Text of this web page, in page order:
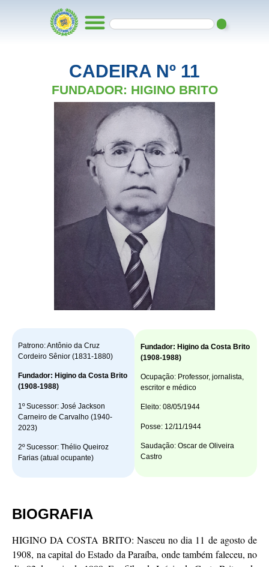
CADEIRA Nº 11
FUNDADOR: HIGINO BRITO
Patrono: Antônio da Cruz
Cordeiro Sênior (1831-1880)
Fundador: Higino da Costa Brito
(1908-1988)
1º Sucessor: José Jackson
Carneiro de Carvalho (1940-
2023)
2º Sucessor: Thélio Queiroz
Farias (atual ocupante)
Fundador: Higino da Costa Brito
(1908-1988)
Ocupação: Professor, jornalista,
escritor e médico
Eleito: 08/05/1944
Posse: 12/11/1944
Saudação: Oscar de Oliveira
Castro
BIOGRAFIA
HIGINO DA COSTA BRITO: Nasceu no dia 11 de agosto de
1908, na capital do Estado da Paraíba, onde também faleceu, no